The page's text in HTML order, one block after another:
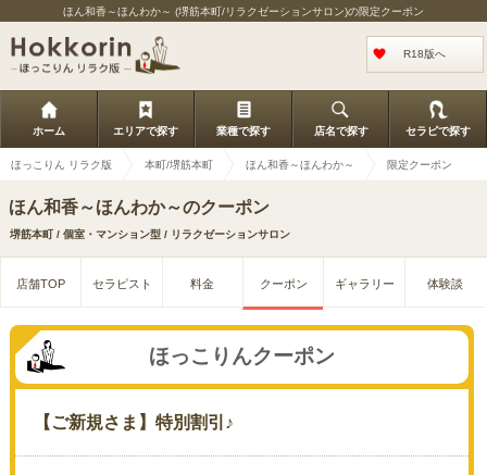
ほん和香～ほんわか～ (堺筋本町/リラクゼーションサロン)の限定クーポン
R18版へ
ホーム エリアで探す 業種で探す 店名で探す セラピで探す
ほっこりん リラク版 本町/堺筋本町 ほん和香～ほんわか～ 限定クーポン
ほん和香～ほんわか～のクーポン
堺筋本町 / 個室・マンション型 / リラクゼーションサロン
店舗TOP セラピスト 料金 クーポン ギャラリー 体験談
ほっこりんクーポン
【ご新規さま】特別割引♪